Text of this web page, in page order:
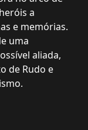
a
e memórias.
uma
aliada,
de Rudo e